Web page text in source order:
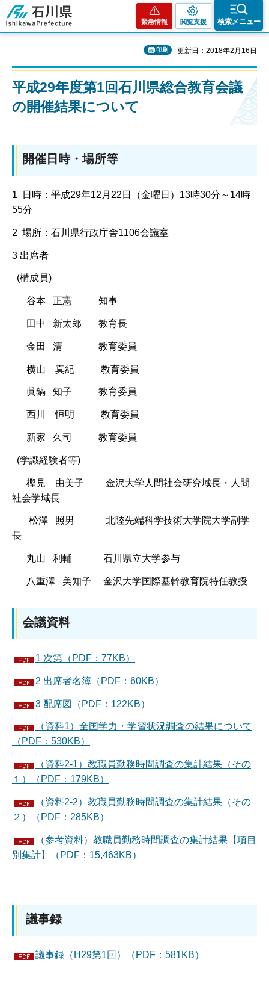
石川県
緊急情報 閲覧支援 検索メニュー
印刷 更新日：2018年2月16日
平成29年度第1回石川県総合教育会議
の開催結果について
開催日時・場所等
1 日時：平成29年12月22日（金曜日）13時30分～14時
55分
2 場所：石川県行政庁舎1106会議室
3 出席者
(構成員)
谷本 正憲 知事
田中 新太郎 教育長
金田 清 教育委員
横山 真紀 教育委員
眞鍋 知子 教育委員
西川 恒明 教育委員
新家 久司 教育委員
(学識経験者等)
樫見 由美子 金沢大学人間社会研究域長・人間
社会学域長
松澤 照男 北陸先端科学技術大学院大学副学
長
丸山 利輔 石川県立大学参与
八重澤 美知子 金沢大学国際基幹教育院特任教授
会議資料
1 次第（PDF：77KB）
2 出席者名簿（PDF：60KB）
3 配席図（PDF：122KB）
（資料1）全国学力・学習状況調査の結果について
（PDF：530KB）
（資料2-1）教職員勤務時間調査の集計結果（その
１）（PDF：179KB）
（資料2-2）教職員勤務時間調査の集計結果（その
２）（PDF：285KB）
（参考資料）教職員勤務時間調査の集計結果【項目
別集計】（PDF：15,463KB）
議事録
議事録（H29第1回）（PDF：581KB）